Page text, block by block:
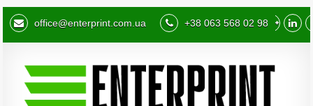
office@enterprint.com.ua +38 063 568 02 98